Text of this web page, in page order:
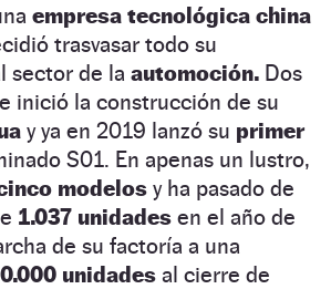
empresa tecnológica china
trasvasar todo su
sector de la automoción. Dos
inició la construcción de su
y ya en 2019 lanzó su primer
S01. En apenas un lustro,
modelos y ha pasado de
1.037 unidades en el año de
de su factoría a una
unidades al cierre de